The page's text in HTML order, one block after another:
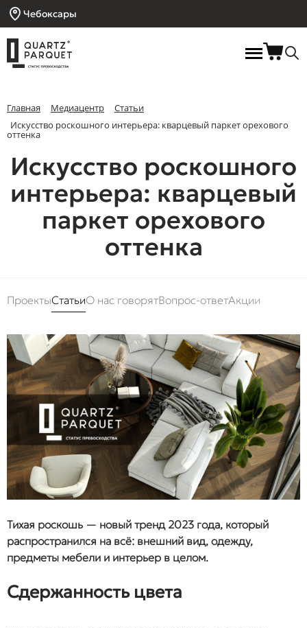
Чебоксары
Главная Медиацентр
Статьи
Искусство роскошного интерьера: кварцевый паркет орехового
оттенка
Искусство роскошного
интерьера: кварцевый
паркет орехового
оттенка
ПроектыСтатьиО нас говорятВопрос-ответАкции
Тихая роскошь — новый тренд 2023 года, который
распространился на всё: внешний вид, одежду,
предметы мебели и интерьер в целом.
Сдержанность цвета